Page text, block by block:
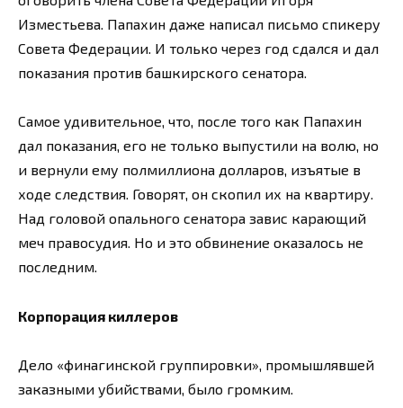
Изместьева. Папахин даже написал письмо спикеру
Совета Федерации. И только через год сдался и дал
показания против башкирского сенатора.
Самое удивительное, что, после того как Папахин
дал показания, его не только выпустили на волю, но
и вернули ему полмиллиона долларов, изъятые в
ходе следствия. Говорят, он скопил их на квартиру.
Над головой опального сенатора завис карающий
меч правосудия. Но и это обвинение оказалось не
последним.
Корпорация киллеров
Дело «финагинской группировки», промышлявшей
заказными убийствами, было громким.